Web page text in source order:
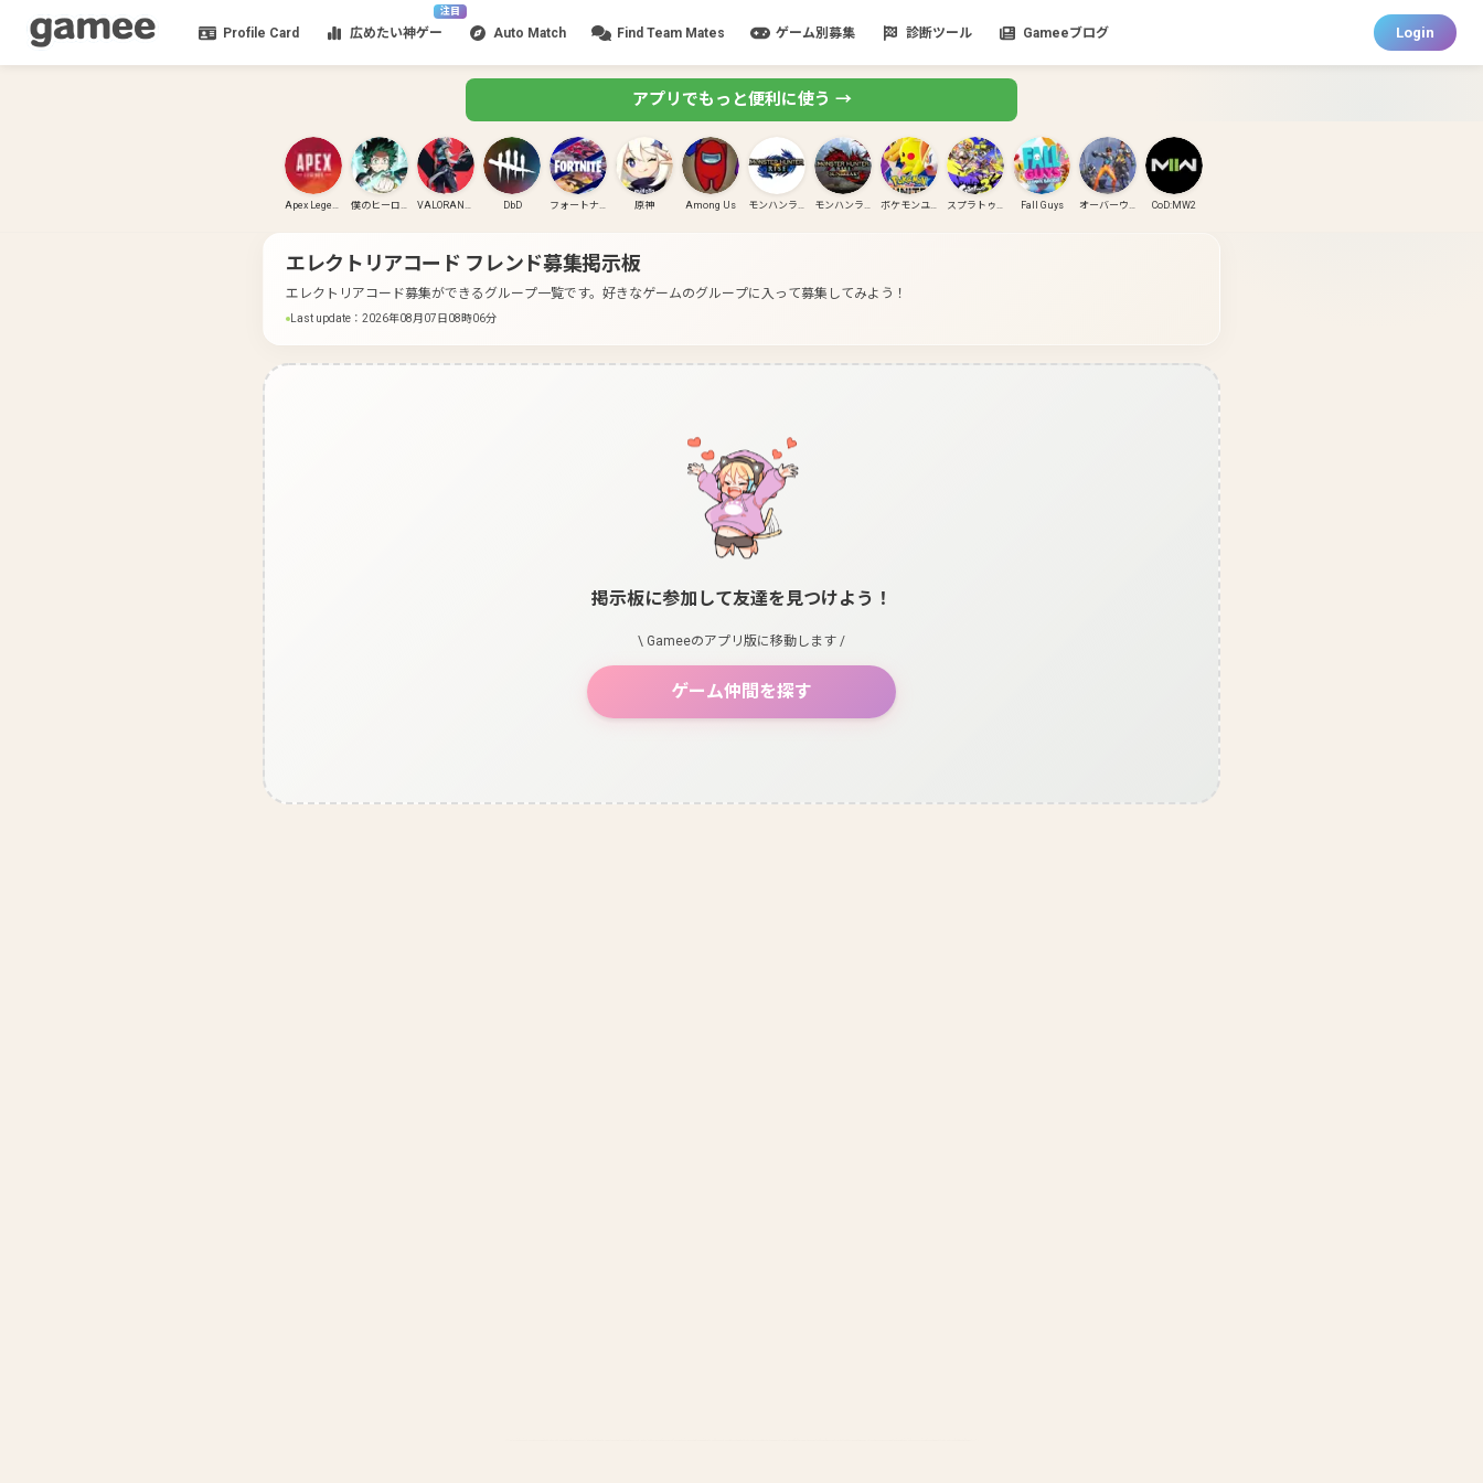
Profile Card
注目
広めたい神ゲー Auto Match Find Team Mates ゲーム別募集 診断ツール Gameeブログ Login
アプリでもっと便利に使う →
Apex Legends 僕のヒーローアカデミア ULTRA RUMBLE VALORANT(PC) DbD フォートナイト 原神 Among Us モンハンライズ モンハンライズ:サンブレイク ポケモンユナイト スプラトゥーン3 Fall Guys オーバーウォッチ CoD:MW2
エレクトリアコード フレンド募集掲示板
エレクトリアコード募集ができるグループ一覧です。 好きなゲームのグループに入って募集してみよう！
Last update ： 2026年08月07日08時06分
掲示板に参加して友達を見つけよう！
\ Gameeのアプリ版に移動します /
ゲーム仲間を探す